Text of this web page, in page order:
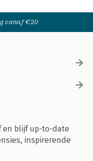
vanaf €20
en blijf up-to-date
inspirerende